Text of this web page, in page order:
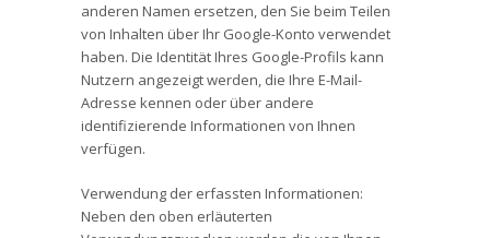
anderen Namen ersetzen, den Sie beim Teilen
von Inhalten über Ihr Google-Konto verwendet
haben. Die Identität Ihres Google-Profils kann
Nutzern angezeigt werden, die Ihre E-Mail-
Adresse kennen oder über andere
identifizierende Informationen von Ihnen
verfügen.
Verwendung der erfassten Informationen:
Neben den oben erläuterten